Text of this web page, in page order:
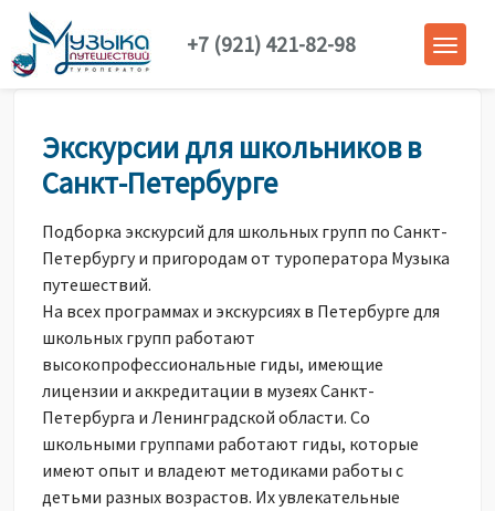
+7 (921) 421-82-98
Экскурсии для школьников в
Санкт-Петербурге
Подборка экскурсий для школьных групп по Санкт-
Петербургу и пригородам от туроператора Музыка
путешествий.
На всех программах и экскурсиях в Петербурге для
школьных групп работают
высокопрофессиональные гиды, имеющие
лицензии и аккредитации в музеях Санкт-
Петербурга и Ленинградской области. Со
школьными группами работают гиды, которые
имеют опыт и владеют методиками работы с
детьми разных возрастов. Их увлекательные